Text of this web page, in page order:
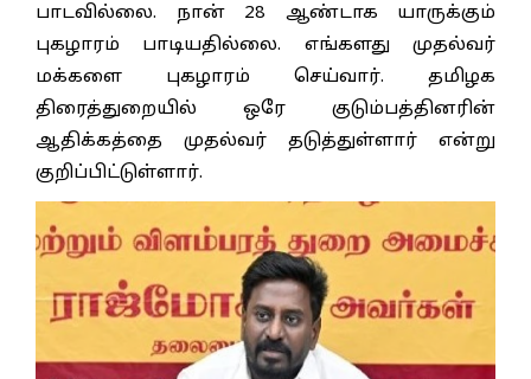
பாடவில்லை. நான் 28 ஆண்டாக யாருக்கும்
புகழாரம் பாடியதில்லை. எங்களது முதல்வர்
மக்களை புகழாரம் செய்வார். தமிழக
திரைத்துறையில் ஒரே குடும்பத்தினரின்
ஆதிக்கத்தை முதல்வர் தடுத்துள்ளார் என்று
குறிப்பிட்டுள்ளார்.